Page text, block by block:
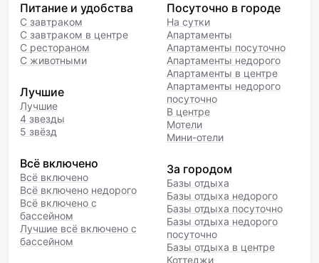
Питание и удобства
С завтраком
С завтраком в центре
С рестораном
С животными
Лучшие
Лучшие
4 звезды
5 звёзд
Всё включено
Всё включено
Всё включено недорого
Всё включено с
бассейном
Лучшие всё включено с
бассейном
Посуточно в городе
На сутки
Апартаменты
Апартаменты посуточно
Апартаменты недорого
Апартаменты в центре
Апартаменты недорого
посуточно
В центре
Мотели
Мини-отели
За городом
Базы отдыха
Базы отдыха недорого
Базы отдыха посуточно
Базы отдыха недорого
посуточно
Базы отдыха в центре
Коттеджи